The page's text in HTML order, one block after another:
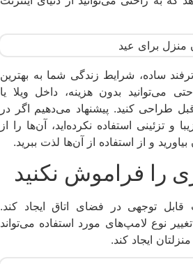
ساده، شرایط زندگی شما به بهترین
می‌توانید بدون هزینه، داخل ویلا یا
قبل طراحی کنید. پیشنهاد می‌دهیم اگر در
تزئینی استفاده نکرده‌اید، آن‌ها را از
و از استفاده از آن‌ها لذت ببرید.
را فراموش نکنید
قابل توجهی در فضای اتاق ایجاد کند.
نوع لامپ‌های مورد استفاده می‌تواند
ایجاد کند.